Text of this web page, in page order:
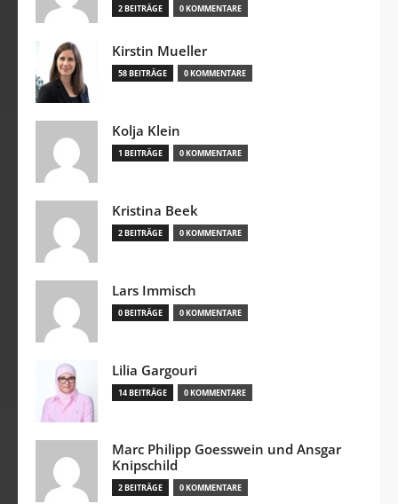
2 BEITRÄGE 0 KOMMENTARE
Kirstin Mueller
58 BEITRÄGE 0 KOMMENTARE
Kolja Klein
1 BEITRÄGE 0 KOMMENTARE
Kristina Beek
2 BEITRÄGE 0 KOMMENTARE
Lars Immisch
0 BEITRÄGE 0 KOMMENTARE
Lilia Gargouri
14 BEITRÄGE 0 KOMMENTARE
Marc Philipp Goesswein und Ansgar
Knipschild
2 BEITRÄGE 0 KOMMENTARE